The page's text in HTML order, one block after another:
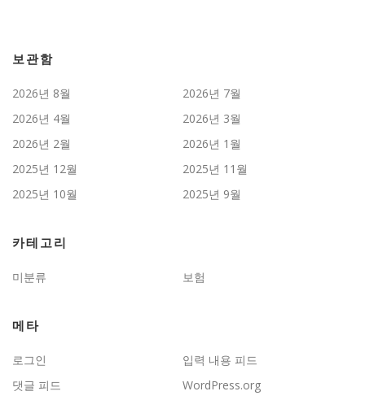
보관함
2026년 8월
2026년 7월
2026년 4월
2026년 3월
2026년 2월
2026년 1월
2025년 12월
2025년 11월
2025년 10월
2025년 9월
카테고리
미분류 보험
메타
로그인
입력 내용 피드
댓글 피드
WordPress.org